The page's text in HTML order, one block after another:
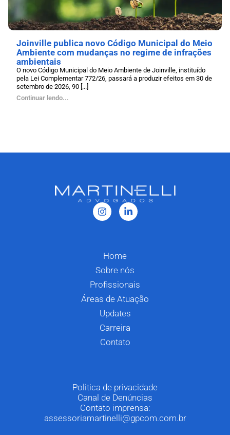
Joinville publica novo Código Municipal do Meio
Ambiente com mudanças no regime de infrações
ambientais
O novo Código Municipal do Meio Ambiente de Joinville, instituído
pela Lei Complementar 772/26, passará a produzir efeitos em 30 de
setembro de 2026, 90 [...]
Continuar lendo...
Home
Sobre nós
Profissionais
Áreas de Atuação
Updates
Carreira
Contato
Politica de privacidade
Canal de Denúncias
Contato imprensa:
assessoriamartinelli@gpcom.com.br